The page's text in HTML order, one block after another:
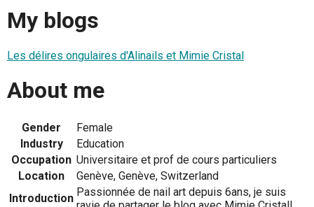
My blogs
Les délires ongulaires d'Alinails et Mimie Cristal
About me
Gender
Female
Industry
Education
Occupation Universitaire et prof de cours particuliers
Location
Genève, Genève, Switzerland
Introduction Passionnée de nail art depuis 6ans, je suis